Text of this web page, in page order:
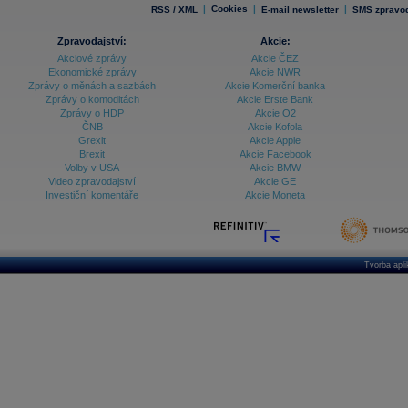
RSS / XML | Cookies | E-mail newsletter | SMS
Zpravodajství:
Akciové zprávy
Ekonomické zprávy
Zprávy o měnách a sazbách
Zprávy o komoditách
Zprávy o HDP
ČNB
Grexit
Brexit
Volby v USA
Video zpravodajství
Investiční komentáře
Akcie:
Akcie ČEZ
Akcie NWR
Akcie Komerční banka
Akcie Erste Bank
Akcie O2
Akcie Kofola
Akcie Apple
Akcie Facebook
Akcie BMW
Akcie GE
Akcie Moneta
Tvorba